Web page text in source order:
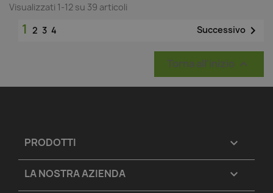
Visualizzati 1-12 su 39 articoli
1 2 3 4 Successivo 
Torna all'inizio 
PRODOTTI 
LA NOSTRA AZIENDA 